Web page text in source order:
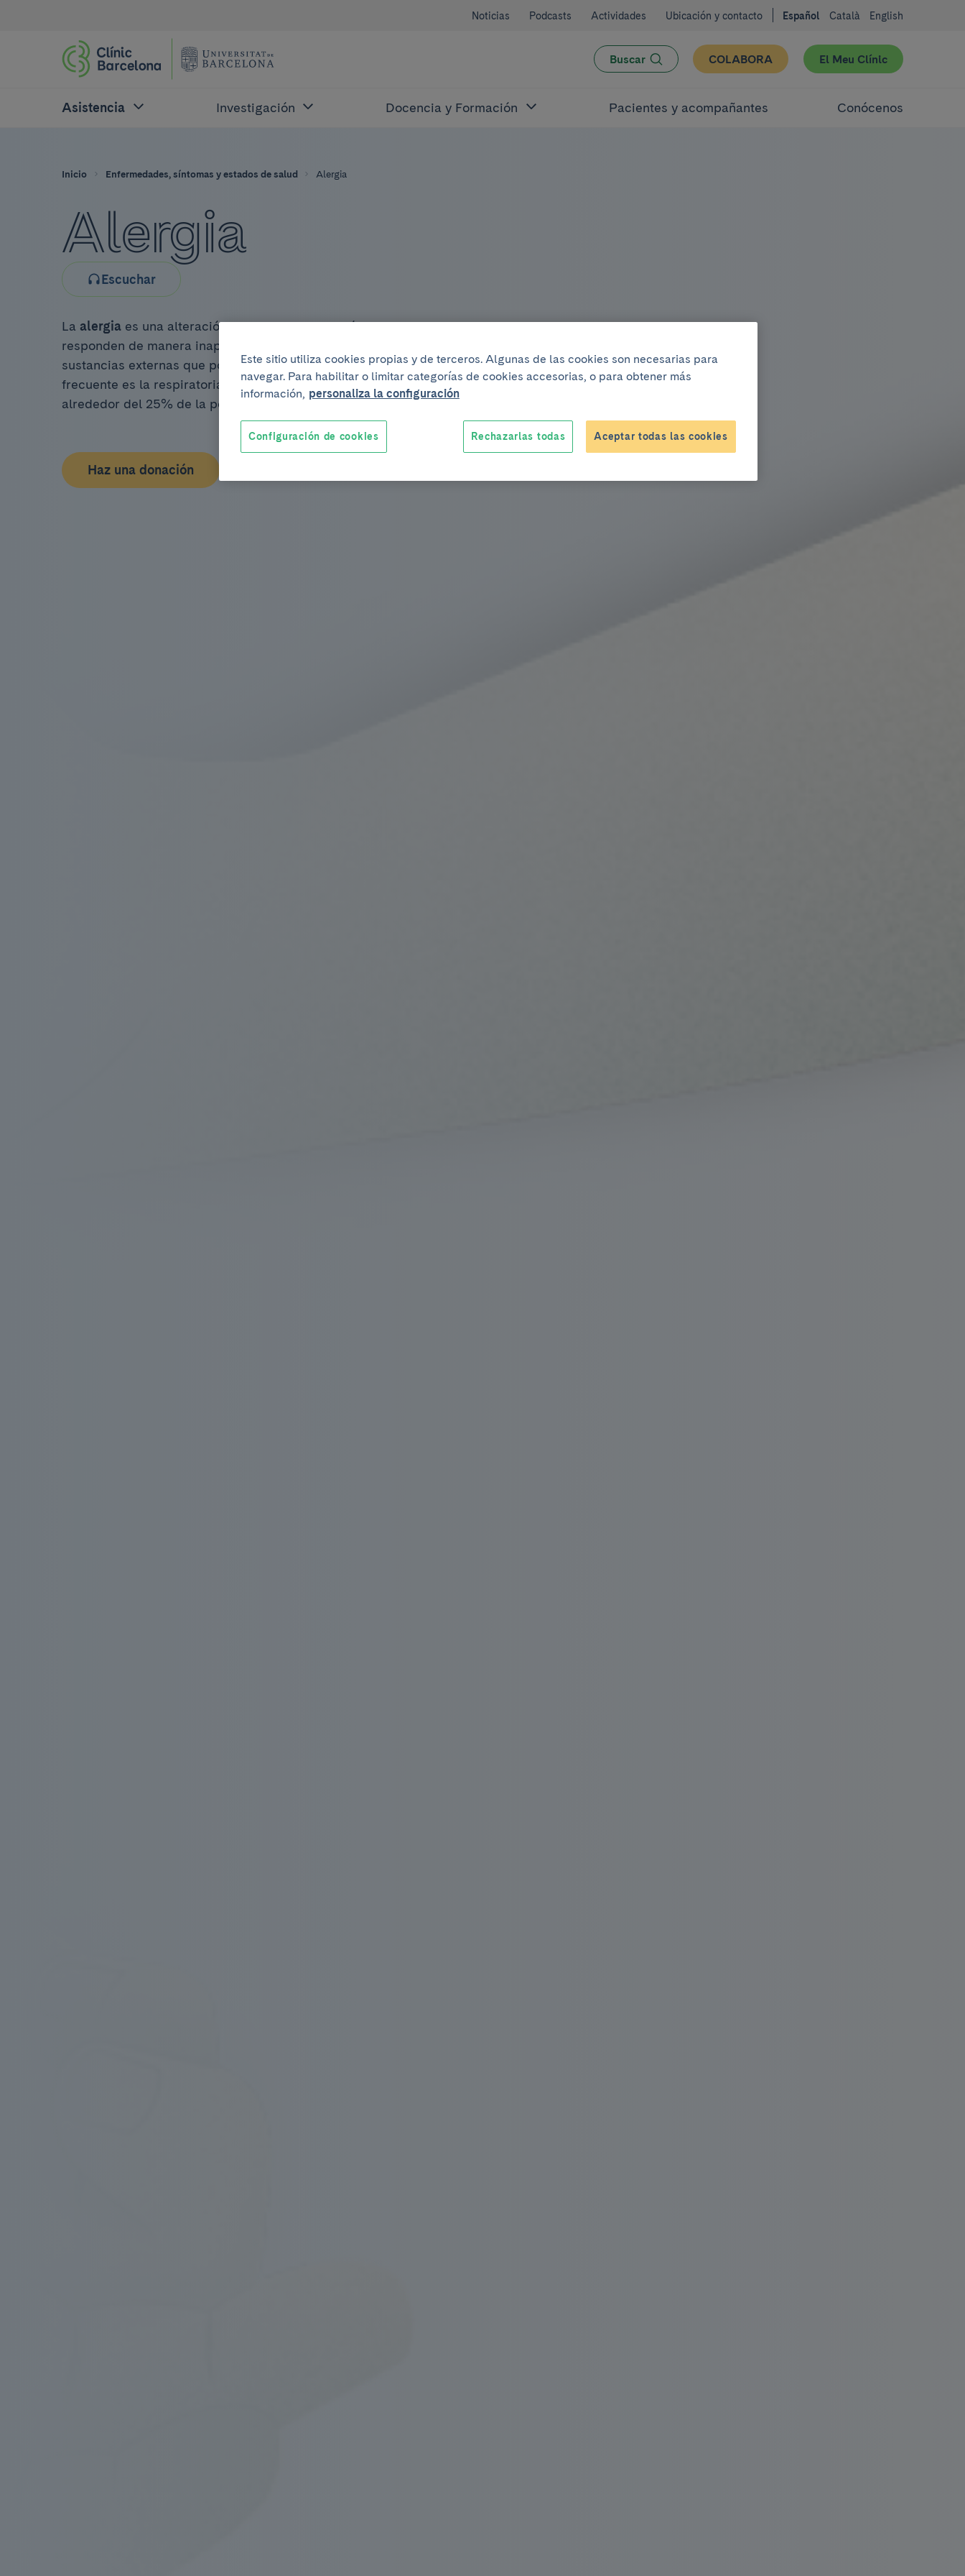
Noticias Podcasts Actividades Ubicación y contacto Español Català English
Buscar COLABORA El Meu Clínic
Asistencia Investigación Docencia y Formación Pacientes y acompañantes Conócenos
Inicio Enfermedades, síntomas y estados de salud Alergia
Alergia
Escuchar
La alergia es una alteración del sistema inmunológico en que las defensas
responden de manera inapropiada e identifican como perjudiciales
sustancias externas que por su naturaleza son inofensivas. La alergia más
frecuente es la respiratoria – rinoconjuntivitis y asma alérgica – que afecta a
alrededor del 25% de la población general.
Haz una donación
Este sitio utiliza cookies propias y de terceros. Algunas de las cookies son necesarias para
navegar. Para habilitar o limitar categorías de cookies accesorias, o para obtener más
información, personaliza la configuración
Rechazarlas todas Aceptar todas las cookies
Configuración de cookies